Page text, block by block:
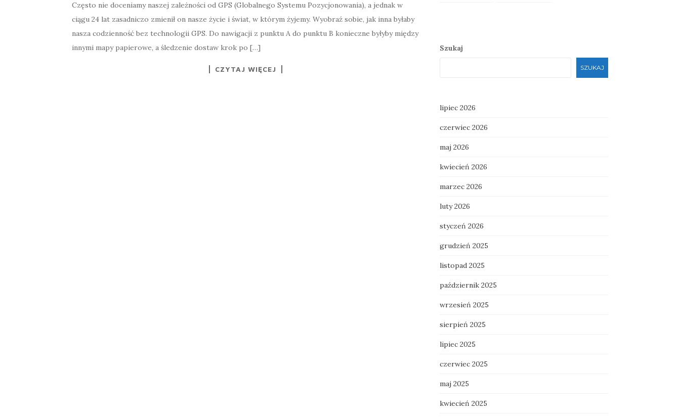
Często nie doceniamy naszej zależności od GPS (Globalnego Systemu Pozycjonowania), a jednak w
ciągu 24 lat zasadniczo zmienił on nasze życie i świat, w którym żyjemy. Wyobraź sobie, jak inna byłaby
nasza codzienność bez technologii GPS. Do nawigacji z punktu A do punktu B konieczne byłyby między
innymi mapy papierowe, a śledzenie dostaw krok po […]
CZYTAJ WIĘCEJ
Szukaj
SZUKAJ
lipiec 2026
czerwiec 2026
maj 2026
kwiecień 2026
marzec 2026
luty 2026
styczeń 2026
grudzień 2025
listopad 2025
październik 2025
wrzesień 2025
sierpień 2025
lipiec 2025
czerwiec 2025
maj 2025
kwiecień 2025